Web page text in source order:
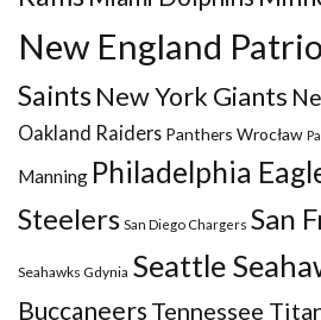
New England
SaintsNew York Giants
Oakland Raiders Panthers Wrocław
Manning Philadelphia
Steelers San Diego Chargers San
Seahawks Gdynia Seattle
Buccaneers Tennessee